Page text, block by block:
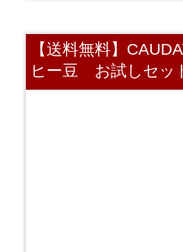
【送料無料】
ヒー豆 お試しセッ